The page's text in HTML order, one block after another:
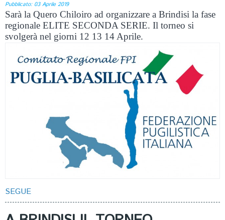
Pubblicato: 03 Aprile 2019
Sarà la Quero Chiloiro ad organizzare a Brindisi la fase
regionale ELITE SECONDA SERIE. Il torneo si
svolgerà nel giorni 12 13 14 Aprile.
SEGUE